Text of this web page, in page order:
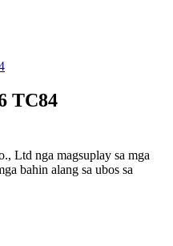
TC84
Ltd nga magsuplay sa mga
bahin alang sa ubos sa